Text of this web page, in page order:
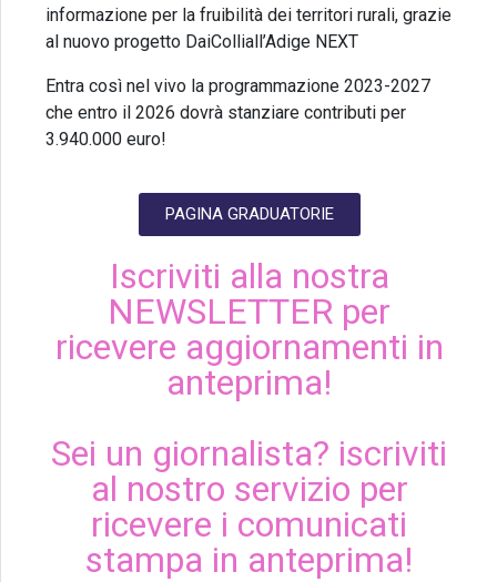
informazione per la fruibilità dei territori rurali, grazie
al nuovo progetto DaiColliall’Adige NEXT
Entra così nel vivo la programmazione 2023-2027
che entro il 2026 dovrà stanziare contributi per
3.940.000 euro!
PAGINA GRADUATORIE
Iscriviti alla nostra
NEWSLETTER per
ricevere aggiornamenti in
anteprima!
Sei un giornalista? iscriviti
al nostro servizio per
ricevere i comunicati
stampa in anteprima!